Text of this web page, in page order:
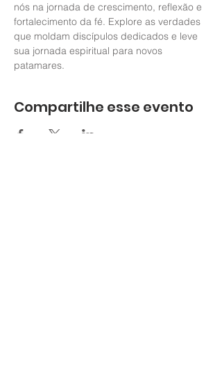
nós na jornada de crescimento, reflexão e
fortalecimento da fé. Explore as verdades
que moldam discípulos dedicados e leve
sua jornada espiritual para novos
patamares.
Compartilhe esse evento